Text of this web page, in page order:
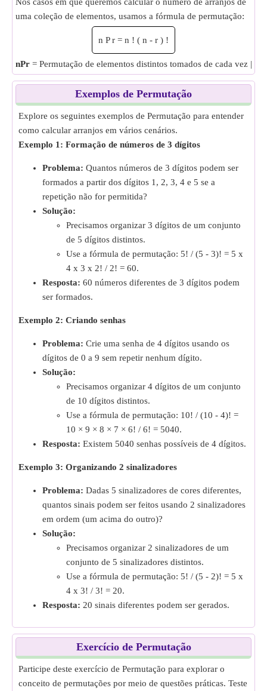
uma coleção de elementos, usamos a fórmula de permutação:
n P r = n ! ( n - r ) !
nPr = Permutação de elementos distintos tomados de cada vez |
Exemplos de Permutação
Explore os seguintes exemplos de Permutação para entender
como calcular arranjos em vários cenários.
Exemplo 1: Formação de números de 3 dígitos
Problema: Quantos números de 3 dígitos podem ser
formados a partir dos dígitos 1, 2, 3, 4 e 5 se a
repetição não for permitida?
Solução:
Precisamos organizar 3 dígitos de um conjunto
de 5 dígitos distintos.
Use a fórmula de permutação: 5! / (5 - 3)! = 5 x
4 x 3 x 2! / 2! = 60.
Resposta: 60 números diferentes de 3 dígitos podem
ser formados.
Exemplo 2: Criando senhas
Problema: Crie uma senha de 4 dígitos usando os
dígitos de 0 a 9 sem repetir nenhum dígito.
Solução:
Precisamos organizar 4 dígitos de um conjunto
de 10 dígitos distintos.
Use a fórmula de permutação: 10! / (10 - 4)! =
10 × 9 × 8 × 7 × 6! / 6! = 5040.
Resposta: Existem 5040 senhas possíveis de 4 dígitos.
Exemplo 3: Organizando 2 sinalizadores
Problema: Dadas 5 sinalizadores de cores diferentes,
quantos sinais podem ser feitos usando 2 sinalizadores
em ordem (um acima do outro)?
Solução:
Precisamos organizar 2 sinalizadores de um
conjunto de 5 sinalizadores distintos.
Use a fórmula de permutação: 5! / (5 - 2)! = 5 x
4 x 3! / 3! = 20.
Resposta: 20 sinais diferentes podem ser gerados.
Exercício de Permutação
Participe deste exercício de Permutação para explorar o
conceito de permutações por meio de questões práticas. Teste